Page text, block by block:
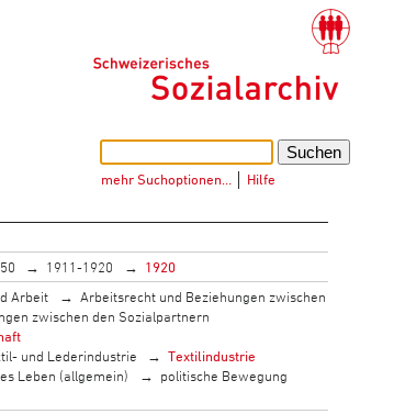
mehr Suchoptionen… Hilfe
1911-1920
1920
Arbeit
Arbeitsrecht und Beziehungen zwischen
zwischen den Sozialpartnern
und Lederindustrie
Textilindustrie
Leben (allgemein)
politische Bewegung